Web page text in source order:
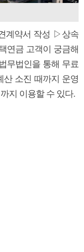
계약서 작성 ▷상속
연금 고객이 궁금해
무법인을 통해 무료
산 소진 때까지 운영
지 이용할 수 있다.